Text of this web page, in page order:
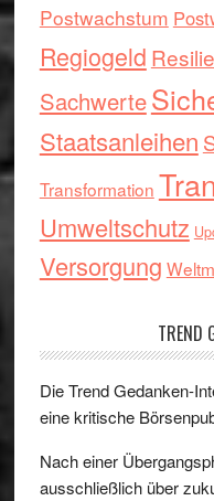
Postwachstum
Regiogeld
Sachwerte
Staatsanleihen
Transformation
Umweltschutz
Versorgung
TREND
Die Trend Gedanken-
eine kritische
Nach einer
ausschließlich über